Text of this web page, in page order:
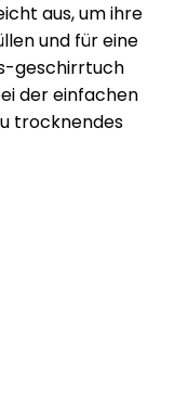
aus, um ihre
und für eine
geschirrtuch
der einfachen
trocknendes